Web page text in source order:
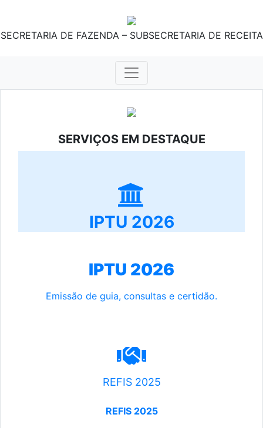
SECRETARIA DE FAZENDA – SUBSECRETARIA DE RECEITA
SERVIÇOS EM DESTAQUE
IPTU 2026
IPTU 2026
Emissão de guia, consultas e certidão.
REFIS 2025
REFIS 2025